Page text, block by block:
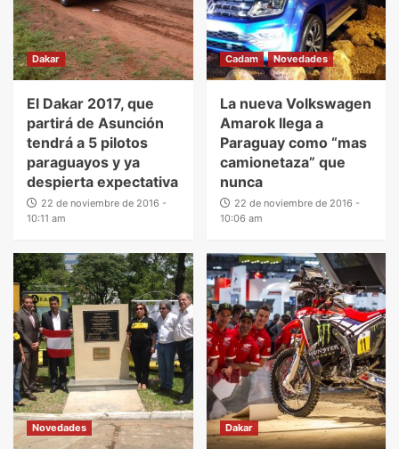
Dakar
El Dakar 2017, que
partirá de Asunción
tendrá a 5 pilotos
paraguayos y ya
despierta expectativa
22 de noviembre de 2016 -
10:11 am
Cadam Novedades
La nueva Volkswagen
Amarok llega a
Paraguay como “mas
camionetaza” que
nunca
22 de noviembre de 2016 -
10:06 am
Novedades Dakar